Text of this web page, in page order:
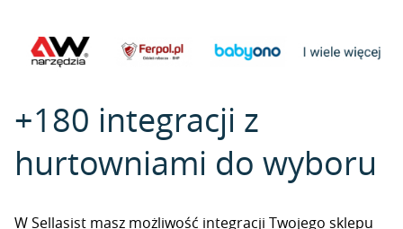
+180 integracji z
hurtowniami do wyboru
W Sellasist masz możliwość integracji Twojego sklepu